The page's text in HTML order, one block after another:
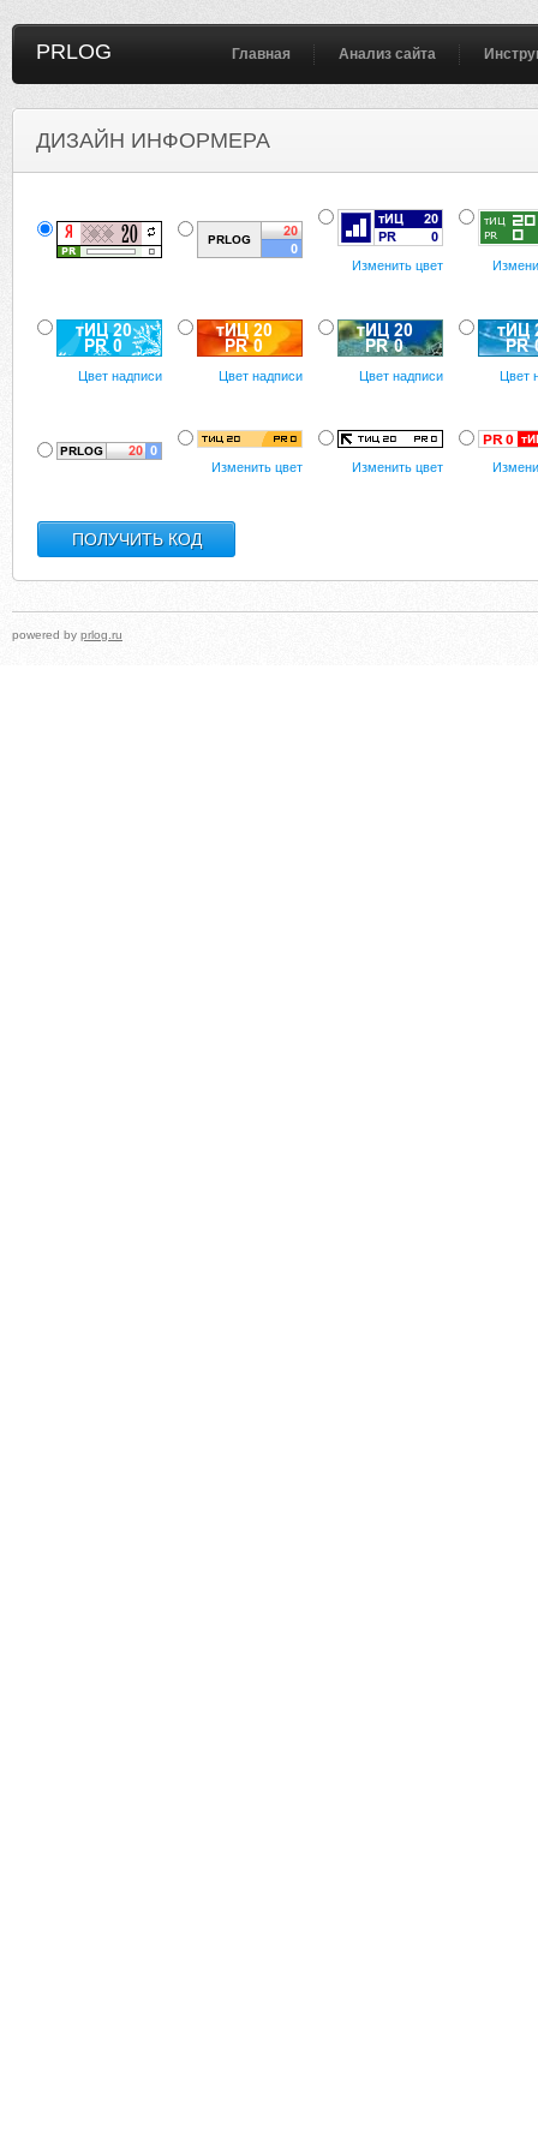
PRLOG Главная Анализ сайта
ДИЗАЙН ИНФОРМЕРА
Изменить цвет
Цвет надписи Цвет надписи Цвет надписи Цвет
Изменить цвет Изменить цвет
powered by prlog.ru